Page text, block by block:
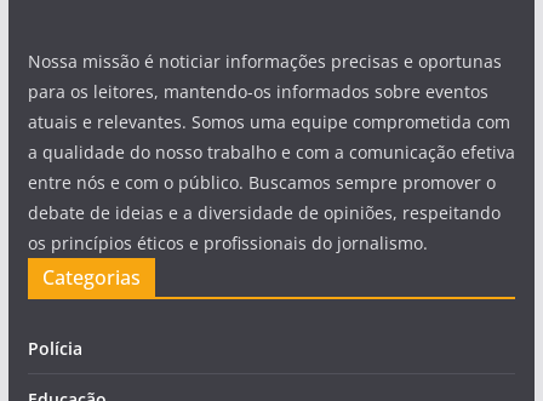
Nossa missão é noticiar informações precisas e oportunas
para os leitores, mantendo-os informados sobre eventos
atuais e relevantes. Somos uma equipe comprometida com
a qualidade do nosso trabalho e com a comunicação efetiva
entre nós e com o público. Buscamos sempre promover o
debate de ideias e a diversidade de opiniões, respeitando
os princípios éticos e profissionais do jornalismo.
Categorias
Polícia